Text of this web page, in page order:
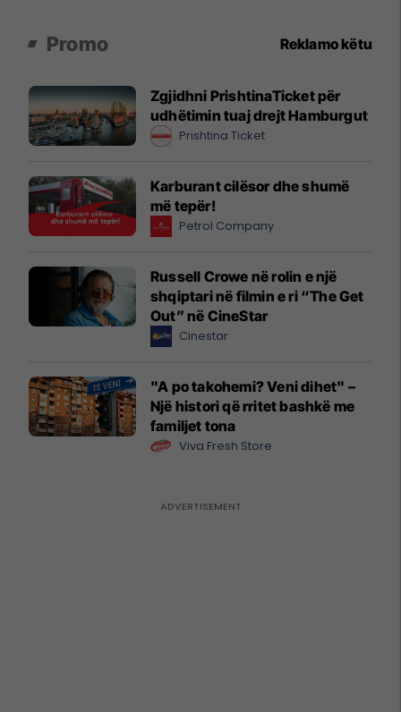
Promo Reklamo këtu
Zgjidhni PrishtinaTicket për
udhëtimin tuaj drejt Hamburgut
Prishtina Ticket
Karburant cilësor dhe shumë
më tepër!
Petrol Company
Russell Crowe në rolin e një
shqiptari në filmin e ri “The Get
Out” në CineStar
Cinestar
"A po takohemi? Veni dihet" –
Një histori që rritet bashkë me
familjet tona
Viva Fresh Store